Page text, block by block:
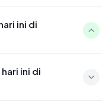
ini di
ini di